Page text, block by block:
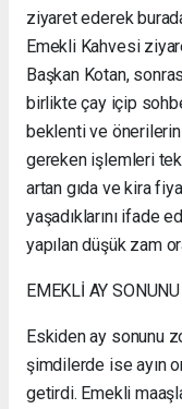
ziyaret ederek
Emekli Kahvesi
Başkan Kotan,
birlikte çay içip
beklenti ve
gereken işlemleri
artan gıda ve kira
yaşadıklarını ifade
yapılan düşük zam
EMEKLİ AY
Eskiden ay sonunu
şimdilerde ise ayın
getirdi. Emekli